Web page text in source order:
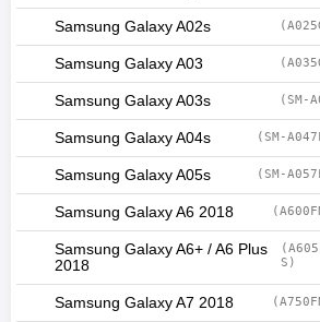
Samsung Galaxy A02s
Samsung Galaxy A03
Samsung Galaxy A03s (SM-
Samsung Galaxy A04s (SM-
Samsung Galaxy A05s (SM-
Samsung Galaxy A6 2018
Samsung Galaxy A6+ / A6 Plus
2018
S)
Samsung Galaxy A7 2018